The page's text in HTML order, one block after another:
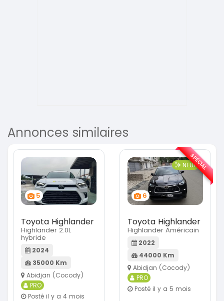
Annonces similaires
5
Toyota Highlander
Highlander 2.0L
hybride
2024
35000 Km
Abidjan (Cocody)
PRO
Posté il y a 4 mois
6
NEUF
Toyota Highlander
Highlander Américain
2022
44000 Km
Abidjan (Cocody)
PRO
Posté il y a 5 mois
SPÉCIAL